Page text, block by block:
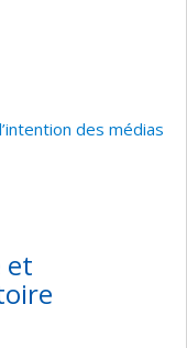
des médias
et